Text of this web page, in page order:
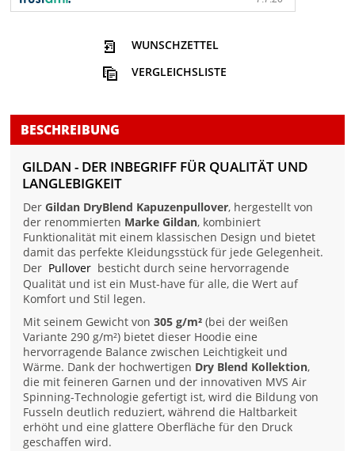
WUNSCHZETTEL
VERGLEICHSLISTE
BESCHREIBUNG
GILDAN - DER INBEGRIFF FÜR QUALITÄT UND
LANGLEBIGKEIT
DerGildan DryBlend Kapuzenpullover, hergestellt von
der renommierten Marke Gildan, kombiniert
Funktionalität mit einem klassischen Design und bietet
damit das perfekte Kleidungsstück für jede Gelegenheit.
Der Pullover besticht durch seine hervorragende
Qualität und ist ein Must-have für alle, die Wert auf
Komfort und Stil legen.
Mit seinem Gewicht von305 g/m² (bei der weißen
Variante 290 g/m²) bietet dieser Hoodie eine
hervorragende Balance zwischen Leichtigkeit und
Wärme. Dank der hochwertigen Dry Blend Kollektion,
die mit feineren Garnen und der innovativen MVS Air
Spinning-Technologie gefertigt ist, wird die Bildung von
Fusseln deutlich reduziert, während die Haltbarkeit
erhöht und eine glattere Oberfläche für den Druck
geschaffen wird.